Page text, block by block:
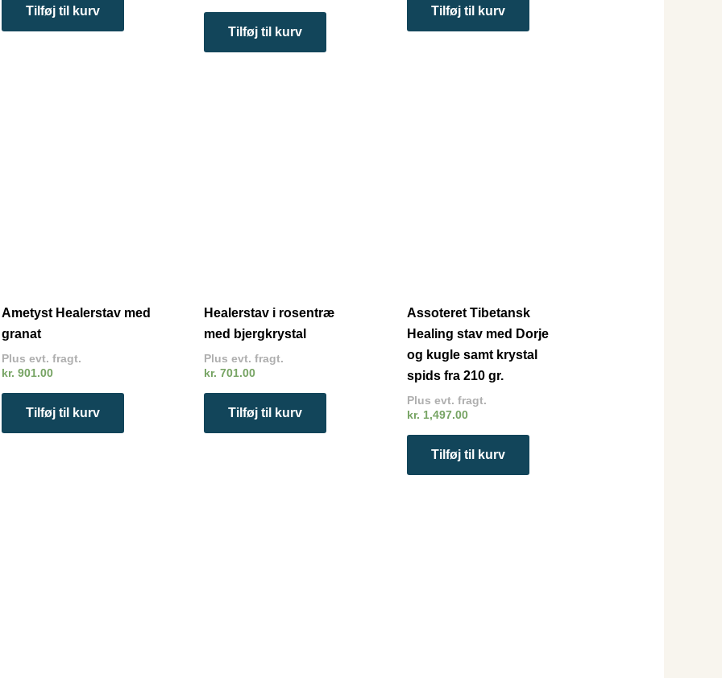
Tilføj til kurv
Tilføj til kurv
Tilføj til kurv
Ametyst Healerstav med
granat
Plus evt. fragt.
kr. 901.00
Tilføj til kurv
Healerstav i rosentræ
med bjergkrystal
Plus evt. fragt.
kr. 701.00
Tilføj til kurv
Assoteret Tibetansk
Healing stav med Dorje
og kugle samt krystal
spids fra 210 gr.
Plus evt. fragt.
kr. 1,497.00
Tilføj til kurv